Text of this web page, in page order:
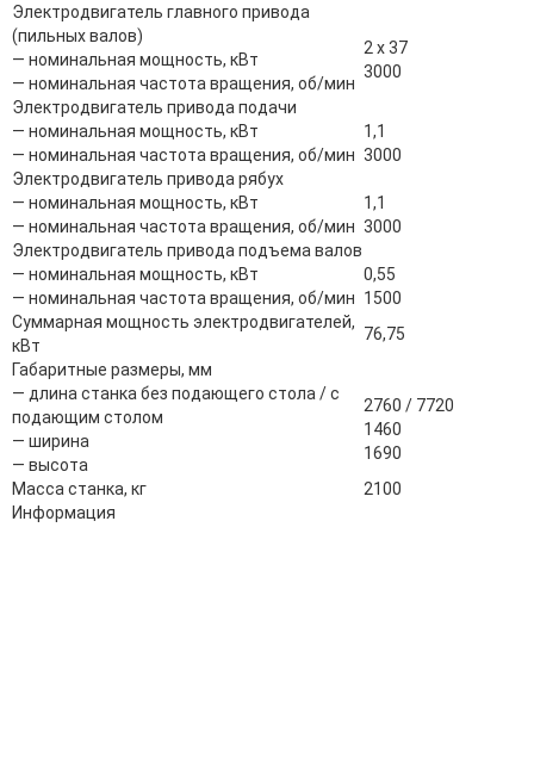
Электродвигатель главного привода
(пильных валов)
― номинальная мощность, кВт
― номинальная частота вращения, об/мин
2 х 37
3000
Электродвигатель привода подачи
― номинальная мощность, кВт
― номинальная частота вращения, об/мин
1,1
3000
Электродвигатель привода рябух
― номинальная мощность, кВт
― номинальная частота вращения, об/мин
1,1
3000
Электродвигатель привода подъема валов
― номинальная мощность, кВт
― номинальная частота вращения, об/мин
0,55
1500
Суммарная мощность электродвигателей,
кВт
76,75
Габаритные размеры, мм
― длина станка без подающего стола / с
подающим столом
― ширина
― высота
2760 / 7720
1460
1690
Масса станка, кг
2100
Информация